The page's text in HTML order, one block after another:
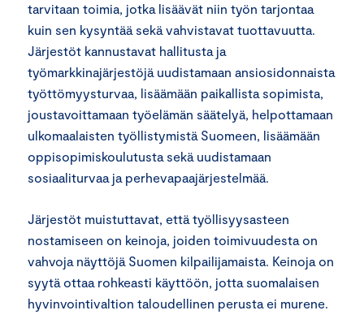
tarvitaan toimia, jotka lisäävät niin työn tarjontaa
kuin sen kysyntää sekä vahvistavat tuottavuutta.
Järjestöt kannustavat hallitusta ja
työmarkkinajärjestöjä uudistamaan ansiosidonnaista
työttömyysturvaa, lisäämään paikallista sopimista,
joustavoittamaan työelämän säätelyä, helpottamaan
ulkomaalaisten työllistymistä Suomeen, lisäämään
oppisopimiskoulutusta sekä uudistamaan
sosiaaliturvaa ja perhevapaajärjestelmää.
Järjestöt muistuttavat, että työllisyysasteen
nostamiseen on keinoja, joiden toimivuudesta on
vahvoja näyttöjä Suomen kilpailijamaista. Keinoja on
syytä ottaa rohkeasti käyttöön, jotta suomalaisen
hyvinvointivaltion taloudellinen perusta ei murene.